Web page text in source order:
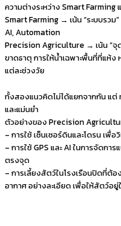
ความต่างระหว่าง Smart
Smart Farming → เน้น “ระบบรวม
AI, Automation
Precision Agriculture → เน้น “จุ
ขาดธาตุ การให้น้ำเฉพาะพื้นที่ที่แห้
แต่ละช่วงวัย
ทั้งสองแนวคิดไม่ได้แยกจากกัน แต่
และแม่นยำ
ตัวอย่างของ Precision
– การใช้ เซ็นเซอร์ดินและโดรน เพื่อ
– การใช้ GPS และ AI ในการจัดก
ตรงจุด
– การเลี้ยงสัตว์ในโรงเรือนปิดที่ต้
อากาศ อย่างละเอียด เพื่อให้สัตว์อ